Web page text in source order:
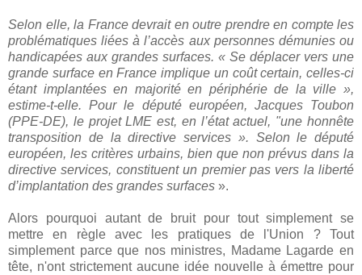
Selon elle, la France devrait en outre prendre en compte les
problématiques liées à l’accès aux personnes démunies ou
handicapées aux grandes surfaces. « Se déplacer vers une
grande surface en France implique un coût certain, celles-ci
étant implantées en majorité en périphérie de la ville »,
estime-t-elle. Pour le député européen, Jacques Toubon
(PPE-DE), le projet LME est, en l’état actuel, "une honnête
transposition de la directive services ». Selon le député
européen, les critères urbains, bien que non prévus dans la
directive services, constituent un premier pas vers la liberté
d’implantation des grandes surfaces ».
Alors pourquoi autant de bruit pour tout simplement se
mettre en règle avec les pratiques de l'Union ? Tout
simplement parce que nos ministres, Madame Lagarde en
tête, n'ont strictement aucune idée nouvelle à émettre pour